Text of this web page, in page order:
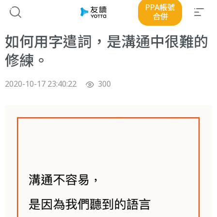
PPA帳號
合併
如何用字遣詞，是溝通中很難的
修練。
2020-10-17 23:40:22 300